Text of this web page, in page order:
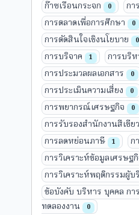
ก๊าซเรือนกระจก 0 กา
การตลาดเพื่อการศึกษา 0
การตัดสินใจเชิงนโยบาย 0
การบริจาค 1 การบริห
การประมวลผลเอกสาร 0
การประเมินความเสี่ยง 0
การพยากรณ์เศรษฐกิจ 0
การรับรองสำนักงานสีเขียว
การลดหย่อนภาษี 1 ก
การวิเคราะห์ข้อมูลเศรษฐ
การวิเคราะห์พฤติกรรมผู้บ
ข้อบังคับ บริหาร บุคคล ก
ทดลองงาน
0